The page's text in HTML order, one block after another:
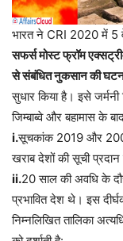
भारत ने CRI 2020 में 5
सफर्स मोस्ट फ्रॉम
से संबंधित नुकसान की
सुधार किया है। इसे
जिम्बाब्वे और बहामास के
i.सूचकांक 2019 और
खराब देशों की सूची
ii.20 साल की अवधि के
प्रभावित देश थे। इस
निम्नलिखित तालिका